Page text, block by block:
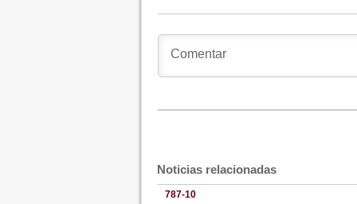
Noticias relacionadas
787-10